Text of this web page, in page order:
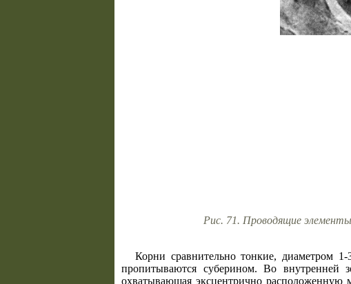
Рис. 71. Проводящие элементы
Корни сравнительно тонкие, диаметром
пропитываются суберином. Во внутренней
охватывающая эксцентрично